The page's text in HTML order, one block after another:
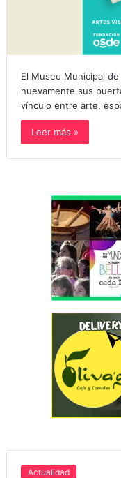
El Museo Municipal
nuevamente sus
vínculo entre arte,
Leer más »
Actualidad